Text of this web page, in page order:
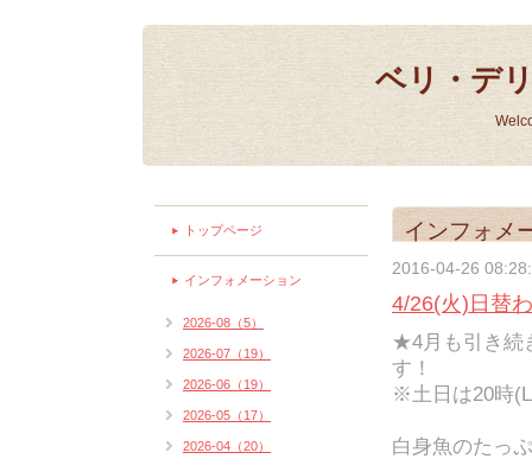
ベリ・デ
インフォメ
2016-04-26
4/26(火)日替
★4月も引き続
す！
※土日は20時
白身魚のたっ
トップページ
インフォメーション
2026-08（5）
2026-07（19）
2026-06（19）
2026-05（17）
2026-04（20）